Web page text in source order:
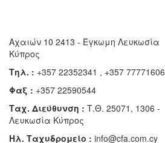
Αχαιών 10 2413 - Έγκωμη Λευκωσία
Κύπρος
Τηλ. : +357 22352341 , +357 77771606
Φαξ : +357 22590544
Ταχ. Διεύθυνση : Τ.Θ. 25071, 1306 -
Λευκωσία Κύπρος
Ηλ. Ταχυδρομείο : info@cfa.com.cy